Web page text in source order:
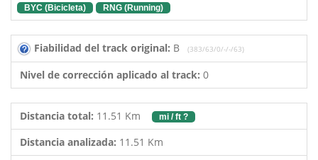
BYC (Bicicleta) RNG (Running)
Fiabilidad del track original: B (383/63/0/-/-/63)
Nivel de corrección aplicado al track: 0
Distancia total: 11.51 Km mi / ft ?
Distancia analizada: 11.51 Km